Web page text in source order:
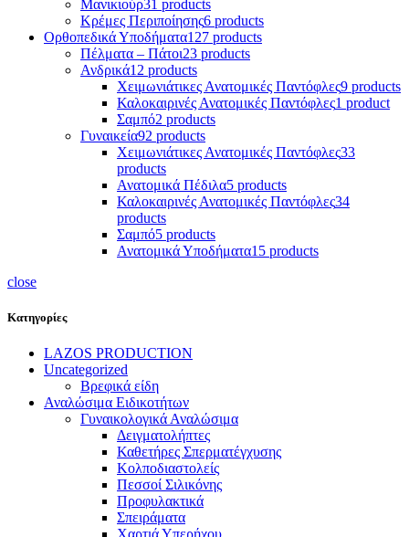
Μανικιούρ31 products
Κρέμες Περιποίησης6 products
Ορθοπεδικά Υποδήματα127 products
Πέλματα – Πάτοι23 products
Ανδρικά12 products
Χειμωνιάτικες Ανατομικές Παντόφλες9 products
Καλοκαιρινές Ανατομικές Παντόφλες1 product
Σαμπό2 products
Γυναικεία92 products
Χειμωνιάτικες Ανατομικές Παντόφλες33
products
Ανατομικά Πέδιλα5 products
Καλοκαιρινές Ανατομικές Παντόφλες34
products
Σαμπό5 products
Ανατομικά Υποδήματα15 products
close
Κατηγορίες
LAZOS PRODUCTION
Uncategorized
Βρεφικά είδη
Αναλώσιμα Ειδικοτήτων
Γυναικολογικά Αναλώσιμα
Δειγματολήπτες
Καθετήρες Σπερματέγχυσης
Κολποδιαστολείς
Πεσσοί Σιλικόνης
Προφυλακτικά
Σπειράματα
Χαρτιά Υπερήχου